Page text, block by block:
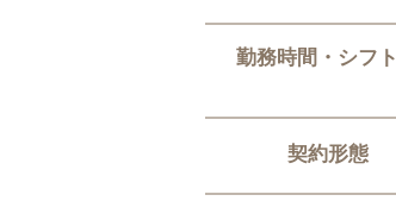
勤務時間・シフト
契約形態